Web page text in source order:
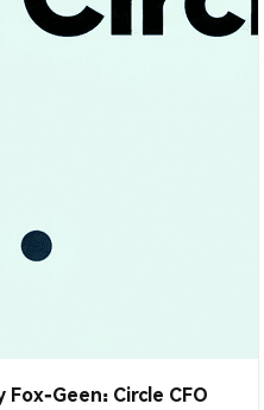
Fox-Geen: Circle CFO